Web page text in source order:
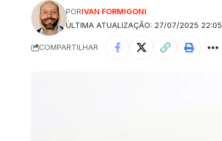
ÚLTIMA ATUALIZAÇÃO: 27/07/2025 22:05
PORIVAN FORMIGONI
COMPARTILHAR